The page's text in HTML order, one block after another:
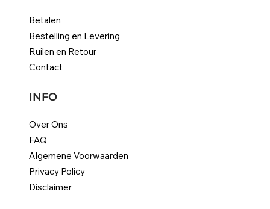
Betalen
Bestelling en Levering
Ruilen en Retour
Contact
INFO
Over Ons
FAQ
Algemene Voorwaarden
Privacy Policy
Disclaimer